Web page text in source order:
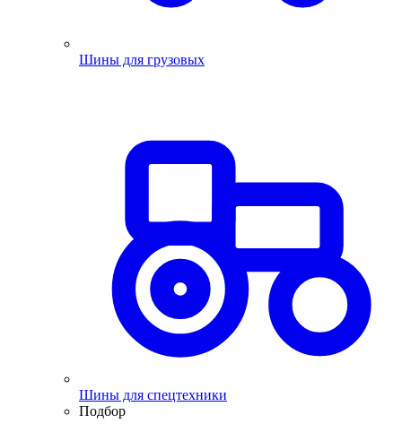
Шины для грузовых
Шины для спецтехники
Подбор